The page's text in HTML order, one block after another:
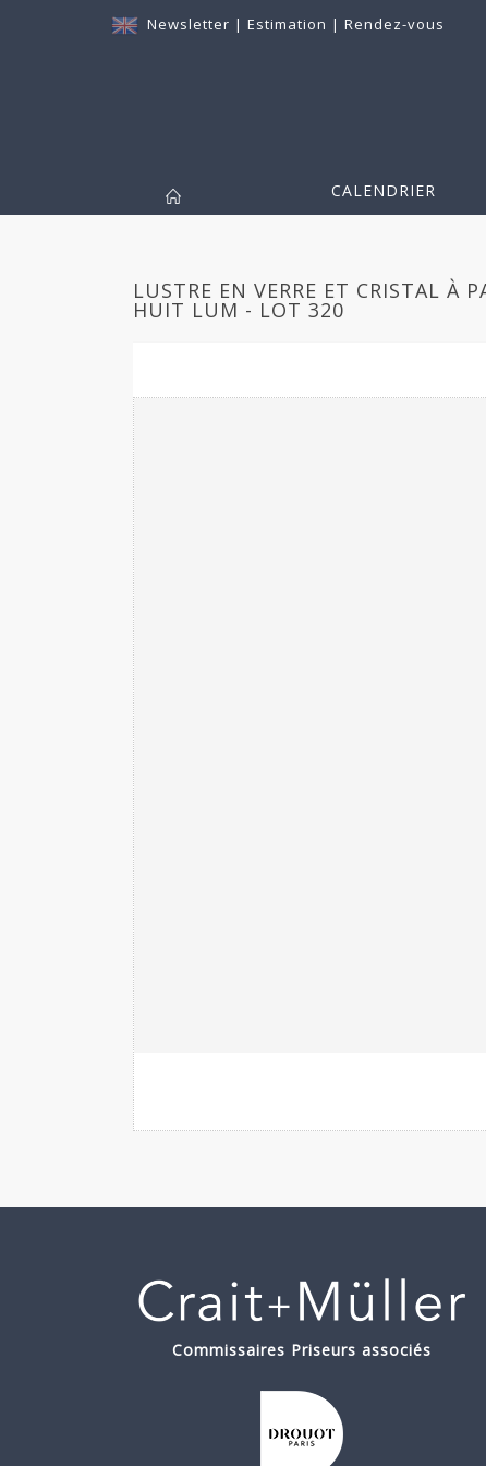
Newsletter | Estimation | Rendez-vous
CALENDRIER
LUSTRE EN VERRE ET CRISTAL À
HUIT LUM - LOT 320
Commissaires Priseurs associés